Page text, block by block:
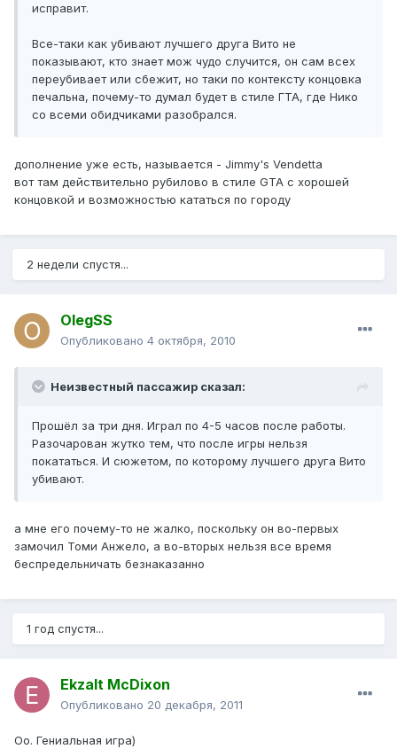
исправит.
Все-таки как убивают лучшего друга Вито не
показывают, кто знает мож чудо случится, он сам всех
переубивает или сбежит, но таки по контексту концовка
печальна, почему-то думал будет в стиле ГТА, где Нико
со всеми обидчиками разобрался.
дополнение уже есть, называется - Jimmy's Vendetta
вот там действительно рубилово в стиле GTA с хорошей
концовкой и возможностью кататься по городу
2 недели спустя...
OlegSS
Опубликовано 4 октября, 2010
Неизвестный пассажир сказал:
Прошёл за три дня. Играл по 4-5 часов после работы.
Разочарован жутко тем, что после игры нельзя
покататься. И сюжетом, по которому лучшего друга Вито
убивают.
а мне его почему-то не жалко, поскольку он во-первых
замочил Томи Анжело, а во-вторых нельзя все время
беспредельничать безнаказанно
1 год спустя...
Ekzalt McDixon
Опубликовано 20 декабря, 2011
Оо. Гениальная игра)